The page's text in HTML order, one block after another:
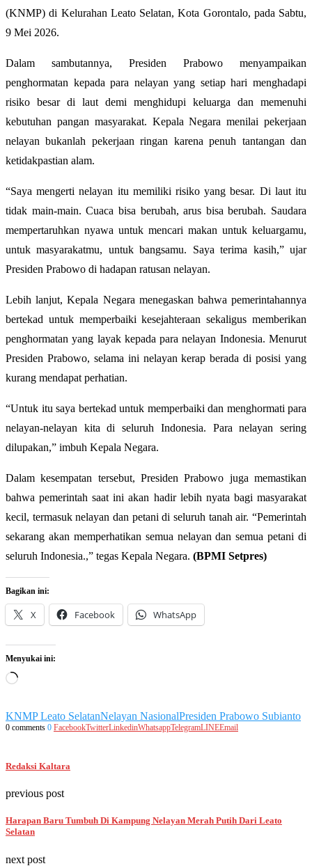
(KNMP) di Kelurahan Leato Selatan, Kota Gorontalo, pada Sabtu,
9 Mei 2026.
Dalam sambutannya, Presiden Prabowo menyampaikan
penghormatan kepada para nelayan yang setiap hari menghadapi
risiko besar di laut demi menghidupi keluarga dan memenuhi
kebutuhan pangan masyarakat. Kepala Negara menilai pekerjaan
nelayan bukanlah pekerjaan ringan karena penuh tantangan dan
ketidakpastian alam.
“Saya mengerti nelayan itu memiliki risiko yang besar. Di laut itu
tidak main-main. Cuaca bisa berubah, arus bisa berubah. Saudara
mempertaruhkan nyawa untuk mencari makan untuk keluargamu,
untuk masyarakatmu, untuk bangsamu. Saya terima kasih,” ujar
Presiden Prabowo di hadapan ratusan nelayan.
Lebih lanjut, Kepala Negara menegaskan bahwa pemerintahannya
bertekad untuk memperbaiki kesejahteraan sekaligus memberikan
penghormatan yang layak kepada para nelayan Indonesia. Menurut
Presiden Prabowo, selama ini nelayan kerap berada di posisi yang
kurang mendapat perhatian.
“Untuk itu saya bertekad untuk memperbaiki dan menghormati para
nelayan-nelayan kita di seluruh Indonesia. Para nelayan sering
dilupakan,” imbuh Kepala Negara.
Dalam kesempatan tersebut, Presiden Prabowo juga memastikan
bahwa pemerintah saat ini akan hadir lebih nyata bagi masyarakat
kecil, termasuk nelayan dan petani di seluruh tanah air. “Pemerintah
sekarang akan memperhatikan semua nelayan dan semua petani di
seluruh Indonesia.,” tegas Kepala Negara. (BPMI Setpres)
Bagikan ini:
X Facebook WhatsApp
Menyukai ini:
Memuat...
KNMP Leato SelatanNelayan NasionalPresiden Prabowo Subianto
0 comments 0 FacebookTwitterLinkedinWhatsappTelegramLINEEmail
Redaksi Kaltara
previous post
Harapan Baru Tumbuh Di Kampung Nelayan Merah Putih Dari Leato
Selatan
next post